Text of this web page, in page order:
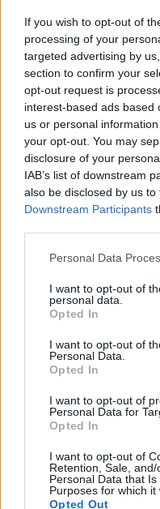
If you wish to opt-out of
processing of your
targeted advertising by
section to confirm your
opt-out request is
interest-based ads based
us or personal
your opt-out. You may
disclosure of your
IAB’s list of downstream
also be disclosed by us
Downstream Participants
Please note that this
not limited to your visit or
grant or deny consent to
use your data for below
consent section.
Personal Data
I want to opt-out of
personal data.
Opted In
I want to opt-out of
Personal Data.
Opted In
I want to opt-out of
Personal Data for
Opted In
I want to opt-out of
Retention, Sale,
Personal Data that
Purposes for which it
Opted Out
a második
fújt Hudákkal; a
Ez a Mondó Gergely
nevét) ugyanis azért
csapásokat, mert
címszereplő: nem lép
bevett módszerrel
amitől csak még